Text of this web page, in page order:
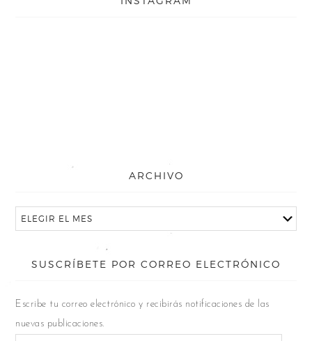
ARCHIVO
SUSCRÍBETE POR CORREO ELECTRÓNICO
Escribe tu correo electrónico y recibirás notificaciones de las
nuevas publicaciones.